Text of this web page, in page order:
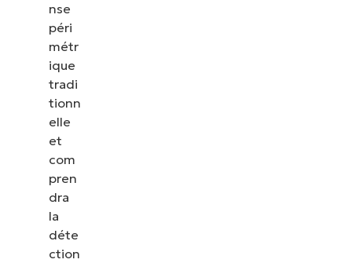
nse
péri
métr
ique
tradi
tionn
elle
et
com
pren
dra
la
déte
ction